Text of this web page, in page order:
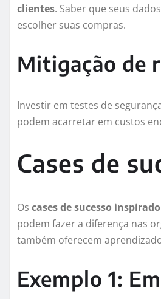
clientes. Saber que seus
escolher suas compras.
Mitigação de
Investir em testes de
podem acarretar em custos
Cases de
Os cases de sucesso
podem fazer a diferença nas
também oferecem
Exemplo 1: